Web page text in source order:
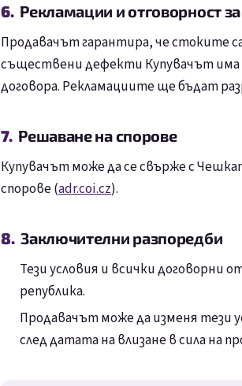
Рекламации и отговорност
Продавачът гарантира, че стоките
съществени дефекти Купувачът има
договора. Рекламациите ще бъдат
Решаване на спорове
Купувачът може да се свърже с
спорове (adr.coi.cz).
Заключителни разпоредби
Тези условия и всички
република.
Продавачът може да изменя тези
след датата на влизане в сила на